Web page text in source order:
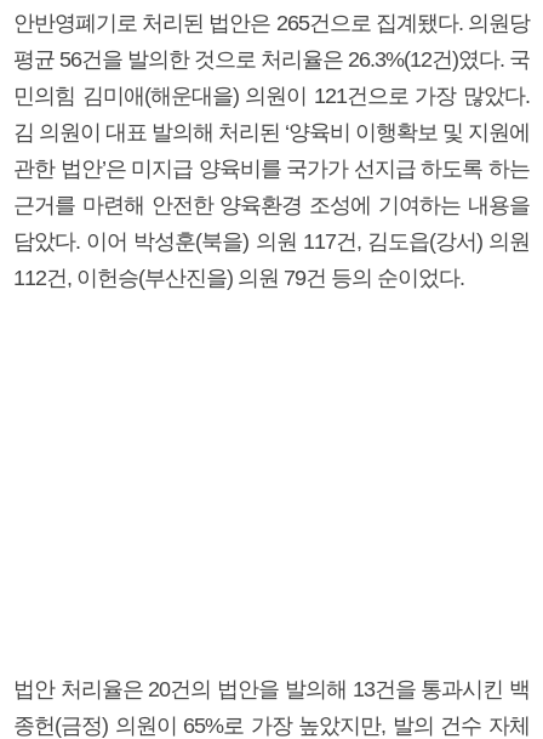
안반영폐기로 처리된 법안은 265건으로 집계됐다. 의원당
평균 56건을 발의한 것으로 처리율은 26.3%(12건)였다. 국
민의힘 김미애(해운대을) 의원이 121건으로 가장 많았다.
김 의원이 대표 발의해 처리된 ‘양육비 이행확보 및 지원에
관한 법안’은 미지급 양육비를 국가가 선지급 하도록 하는
근거를 마련해 안전한 양육환경 조성에 기여하는 내용을
담았다. 이어 박성훈(북을) 의원 117건, 김도읍(강서) 의원
112건, 이헌승(부산진을) 의원 79건 등의 순이었다.
법안 처리율은 20건의 법안을 발의해 13건을 통과시킨 백
종헌(금정) 의원이 65%로 가장 높았지만, 발의 건수 자체